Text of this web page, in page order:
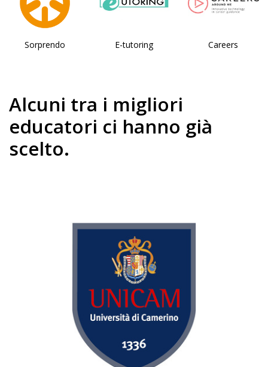
Sorprendo E-tutoring Careers
Alcuni tra i migliori
educatori ci hanno già
scelto.